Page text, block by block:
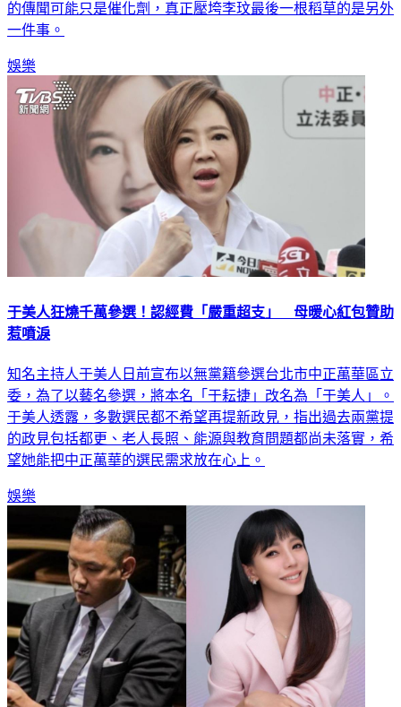
的傳聞可能只是催化劑，真正壓垮李玟最後一根稻草的是另外
一件事。
娛樂
于美人狂燒千萬參選！認經費「嚴重超支」 母暖心紅包贊助
惹噴淚
知名主持人于美人日前宣布以無黨籍參選台北市中正萬華區立
委，為了以藝名參選，將本名「于耘捷」改名為「于美人」。
于美人透露，多數選民都不希望再提新政見，指出過去兩黨提
的政見包括都更、老人長照、能源與教育問題都尚未落實，希
望她能把中正萬華的選民需求放在心上。
娛樂